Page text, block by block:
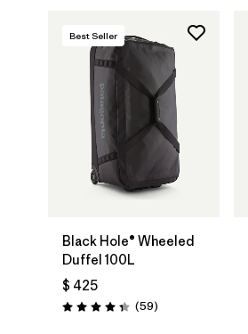
Agregar a la
Bolsa
Best Seller
Black Hole® Wheeled
Duffel 100L
$ 425
Valoración: 4.3 / 5
(59Comentarios
)